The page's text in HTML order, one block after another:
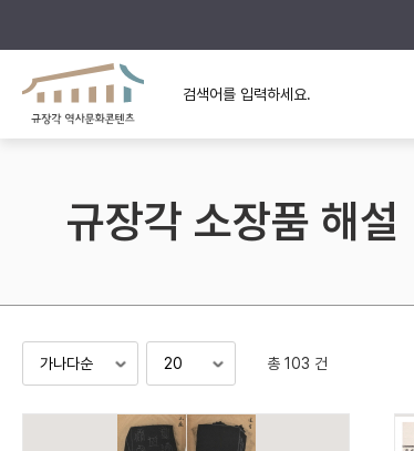
규장각의 어제와 오늘
규장각 소개영상
사료와 문학으로 본
고대
고려
조선 후기
규장각 소장품 해설
총 103 건